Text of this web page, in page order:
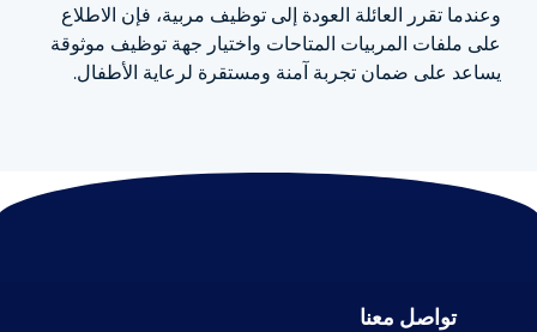
وعندما تقرر العائلة العودة إلى توظيف مربية، فإن الاطلاع
على ملفات المربيات المتاحات واختيار جهة توظيف موثوقة
يساعد على ضمان تجربة آمنة ومستقرة لرعاية الأطفال.
تواصل معنا